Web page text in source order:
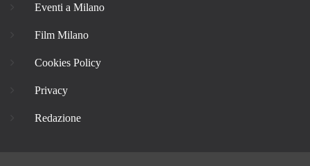
Eventi a Milano
Film Milano
Cookies Policy
Privacy
Redazione